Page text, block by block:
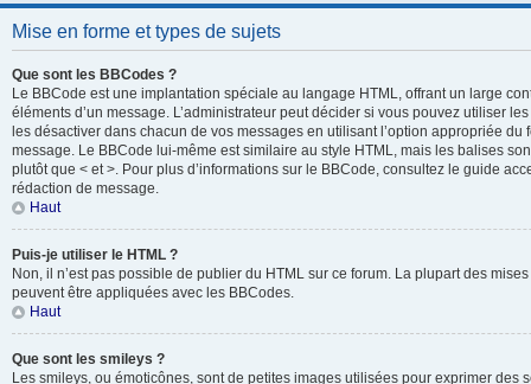
Mise en forme et types de sujets
Que sont les BBCodes ?
Le BBCode est une implantation spéciale au langage HTML, offrant un large
éléments d’un message. L’administrateur peut décider si vous pouvez utiliser
les désactiver dans chacun de vos messages en utilisant l’option appropriée
message. Le BBCode lui-même est similaire au style HTML, mais les balises
plutôt que < et >. Pour plus d’informations sur le BBCode, consultez le guide
rédaction de message.
Haut
Puis-je utiliser le HTML ?
Non, il n’est pas possible de publier du HTML sur ce forum. La plupart des
peuvent être appliquées avec les BBCodes.
Haut
Que sont les smileys ?
Les smileys, ou émoticônes, sont de petites images utilisées pour exprimer des